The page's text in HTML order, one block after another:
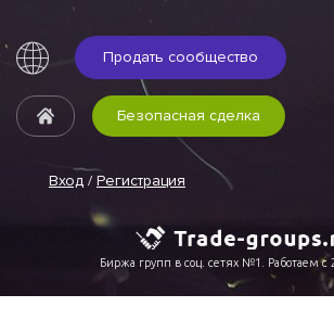
Продать сообщество
Вход / Регистрация
Безопасная сделка
Биржа групп в соц. сетях №1. Работаем с